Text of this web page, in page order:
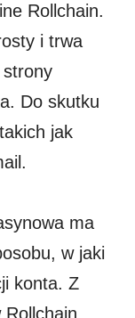
Rollchain.
i trwa
strony
Do skutku
jak
ma
w jaki
konta. Z